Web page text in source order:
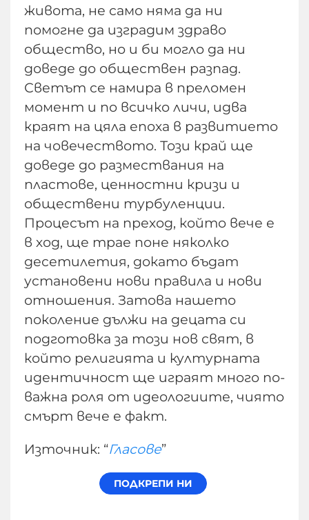
живота, не само няма да ни
помогне да изградим здраво
общество, но и би могло да ни
доведе до обществен разпад.
Светът се намира в преломен
момент и по всичко личи, идва
краят на цяла епоха в развитието
на човечеството. Този край ще
доведе до размествания на
пластове, ценностни кризи и
обществени турбуленции.
Процесът на преход, който вече е
в ход, ще трае поне няколко
десетилетия, докато бъдат
установени нови правила и нови
отношения. Затова нашето
поколение дължи на децата си
подготовка за този нов свят, в
който религията и културната
идентичност ще играят много по-
важна роля от идеологиите, чиято
смърт вече е факт.
Източник: “Гласове”